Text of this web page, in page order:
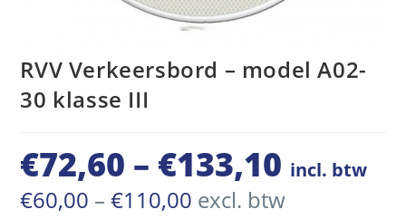
RVV Verkeersbord – model A02-
30 klasse III
€72,60 – €133,10 Prijsklasse:
incl. btw
€60,00 – €110,00 Prijsklasse:
€60,00
excl. btw